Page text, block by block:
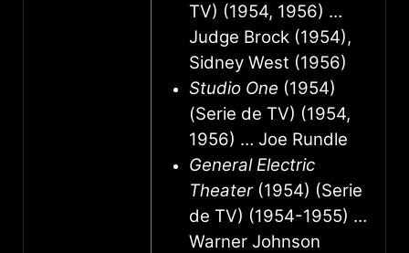
TV) (1954, 1956) …
Judge Brock (1954),
Sidney West (1956)
Studio One (1954)
(Serie de TV) (1954,
1956) … Joe Rundle
General Electric
Theater(1954) (Serie
de TV) (1954-1955) …
Warner Johnson